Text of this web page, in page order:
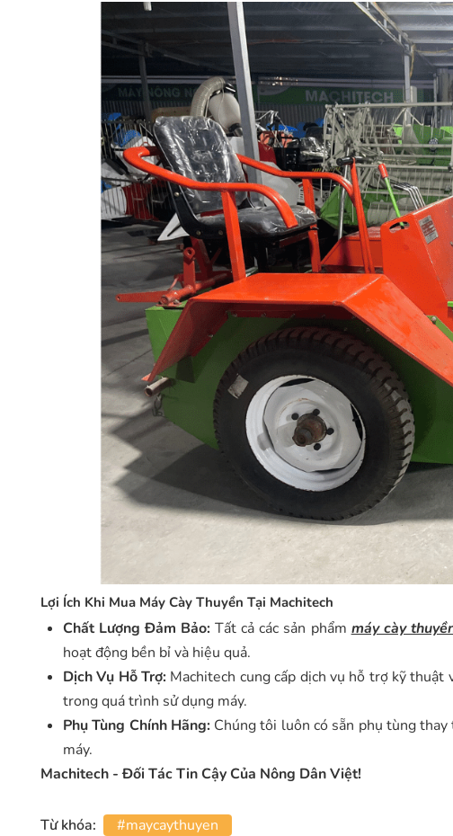
Lợi Ích Khi Mua Máy Cày Thuyền Tại Machitech
Chất Lượng Đảm Bảo: Tất cả các sản phẩm máy cày
hoạt động bền bỉ và hiệu quả.
Dịch Vụ Hỗ Trợ: Machitech cung cấp dịch vụ hỗ trợ kỹ thuật
trong quá trình sử dụng máy.
Phụ Tùng Chính Hãng:Chúng tôi luôn có sẵn phụ tùng thay
máy.
Machitech - Đối Tác Tin Cậy Của Nông Dân Việt!
Từ khóa: #maycaythuyen